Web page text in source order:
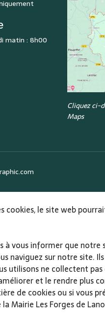
matin : 8h00
Cliquez ci-
Maps
cookies, le site web
à vous informer que notre
naviguez sur notre site.
utilisons ne collectent
et le rendre plus
de cookies ou si vous
Mairie Les Forges de